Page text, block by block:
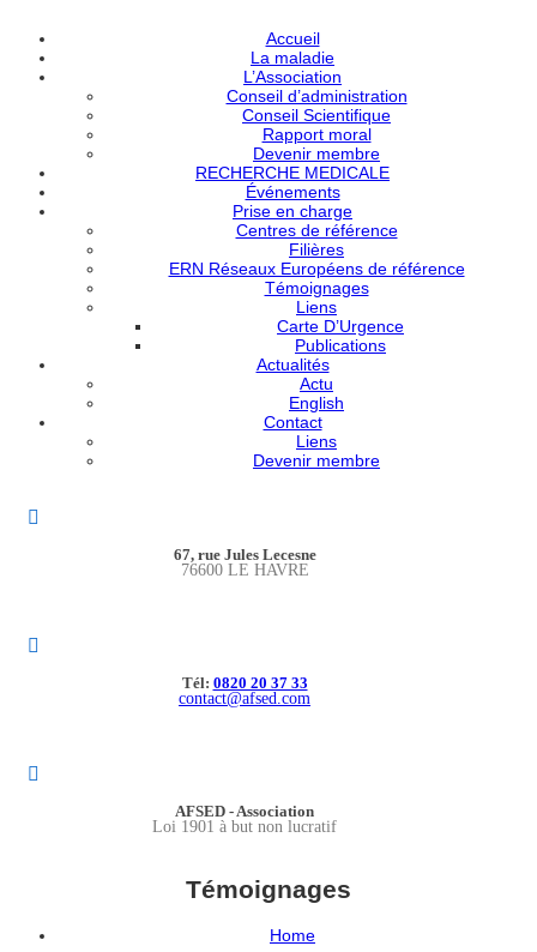
Accueil
La maladie
L’Association
Conseil d’administration
Conseil Scientifique
Rapport moral
Devenir membre
RECHERCHE MEDICALE
Événements
Prise en charge
Centres de référence
Filières
ERN Réseaux Européens de référence
Témoignages
Liens
Carte D’Urgence
Publications
Actualités
Actu
English
Contact
Liens
Devenir membre
67, rue Jules Lecesne
76600 LE HAVRE
Tél: 0820 20 37 33
contact@afsed.com
AFSED - Association
Loi 1901 à but non lucratif
Témoignages
Home